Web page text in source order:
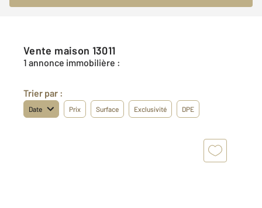
Vente maison 13011
1 annonce immobilière :
Trier par :
Date Prix Surface Exclusivité DPE